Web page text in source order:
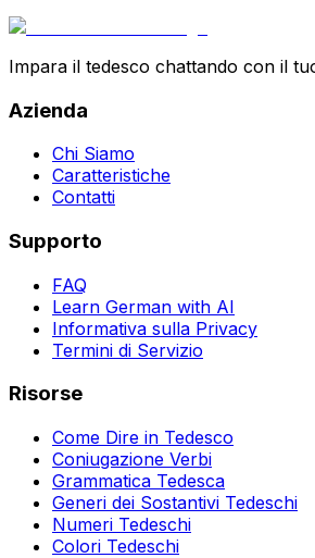
Impara il tedesco chattando con il
Azienda
Chi Siamo
Caratteristiche
Contatti
Supporto
FAQ
Learn German with AI
Informativa sulla Privacy
Termini di Servizio
Risorse
Come Dire in Tedesco
Coniugazione Verbi
Grammatica Tedesca
Generi dei Sostantivi Tedeschi
Numeri Tedeschi
Colori Tedeschi